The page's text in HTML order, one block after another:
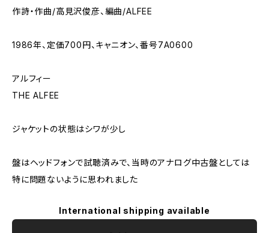
作詩・作曲/高見沢俊彦、編曲/ALFEE
1986年、定価700円、キャニオン、番号7A0600
アルフィー
THE ALFEE
ジャケットの状態はシワが少し
盤はヘッドフォンで試聴済みで、当時のアナログ中古盤としては
特に問題ないように思われました
International shipping available